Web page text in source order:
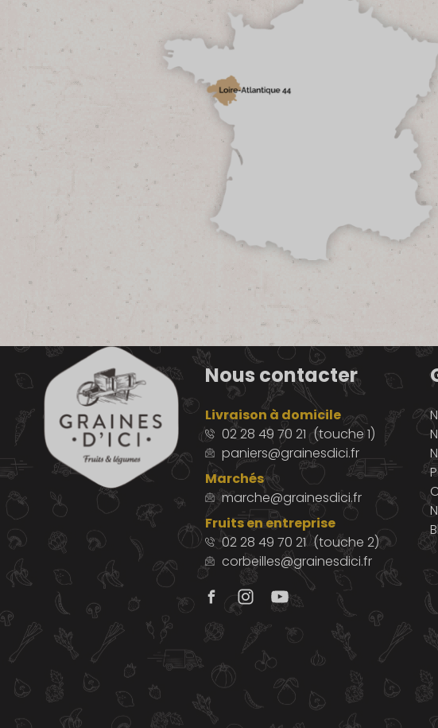
Nous contacter
Livraison à domicile
02 28 49 70 21 (touche 1)
paniers@grainesdici.fr
Marchés
marche@grainesdici.fr
Fruits en entreprise
02 28 49 70 21 (touche 2)
corbeilles@grainesdici.fr